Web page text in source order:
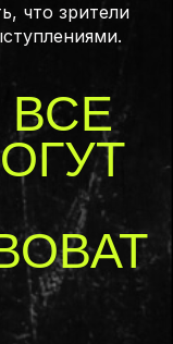
что зрители